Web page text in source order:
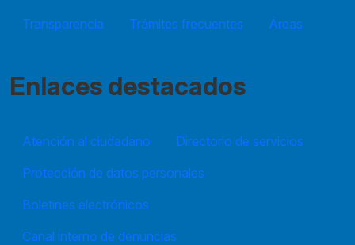
Transparencia
Trámites frecuentes Áreas
Enlaces destacados
Atención al ciudadano
Directorio de servicios
Protección de datos personales
Boletines electrónicos
Canal interno de denuncias